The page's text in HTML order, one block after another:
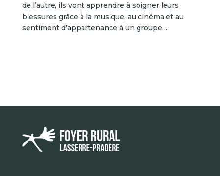
de l’autre, ils vont apprendre à soigner leurs
blessures grâce à la musique, au cinéma et au
sentiment d’appartenance à un groupe…